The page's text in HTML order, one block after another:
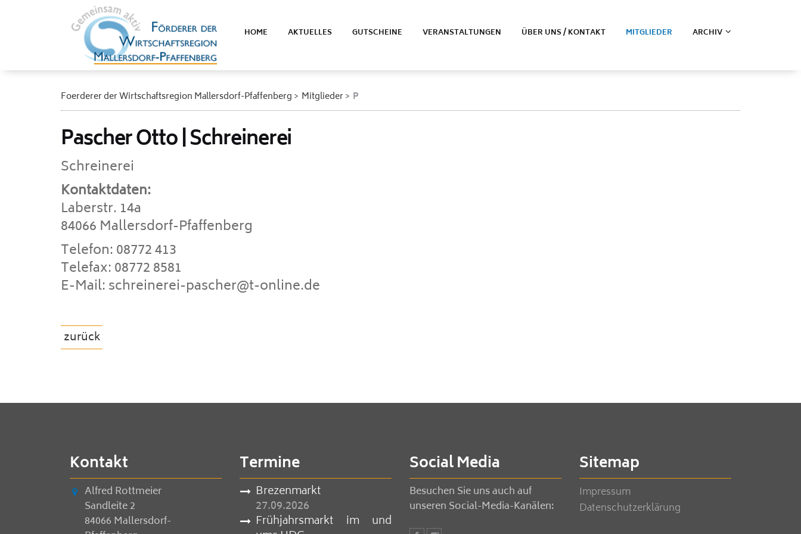
HOME AKTUELLES GUTSCHEINE VERANSTALTUNGEN ÜBER UNS / KONTAKT MITGLIEDER ARCHIV
Foerderer der Wirtschaftsregion Mallersdorf-Pfaffenberg Mitglieder P
Pascher Otto | Schreinerei
Schreinerei
Kontaktdaten:
Laberstr. 14a
84066 Mallersdorf-Pfaffenberg
Telefon: 08772 413
Telefax: 08772 8581
E-Mail: schreinerei-pascher@t-online.de
zurück
Kontakt
Alfred Rottmeier
Sandleite 2
84066 Mallersdorf-
Termine
Brezenmarkt
27.09.2026
Frühjahrsmarkt im und
Social Media
Besuchen Sie uns auch auf
unseren Social-Media-Kanälen:
Sitemap
Impressum
Datenschutzerklärung